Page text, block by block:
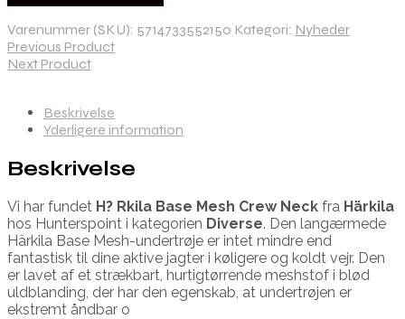
Varenummer (SKU): 5714733552150 Kategori: Nyheder
Previous Product
Next Product
Beskrivelse
Yderligere information
Beskrivelse
Vi har fundet H? Rkila Base Mesh Crew Neck fra Härkila
hos Hunterspoint i kategorien Diverse. Den langærmede
Härkila Base Mesh-undertrøje er intet mindre end
fantastisk til dine aktive jagter i køligere og koldt vejr. Den
er lavet af et strækbart, hurtigtørrende meshstof i blød
uldblanding, der har den egenskab, at undertrøjen er
ekstremt åndbar o